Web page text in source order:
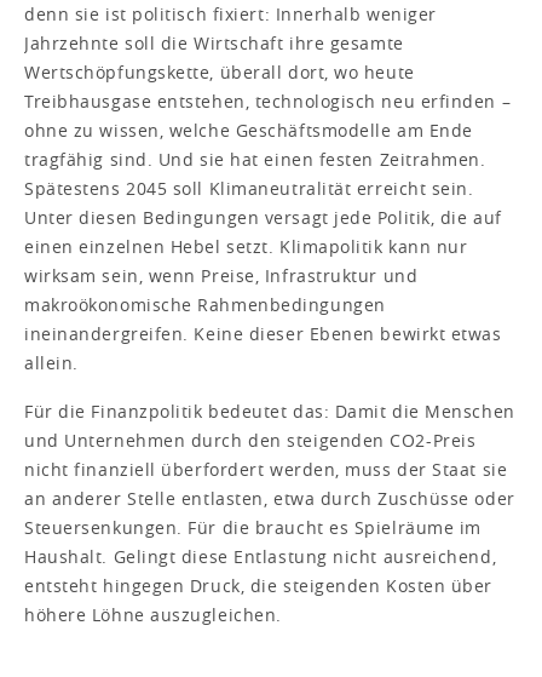
denn sie ist politisch fixiert: Innerhalb weniger
Jahrzehnte soll die Wirtschaft ihre gesamte
Wertschöpfungskette, überall dort, wo heute
Treibhausgase entstehen, technologisch neu erfinden –
ohne zu wissen, welche Geschäftsmodelle am Ende
tragfähig sind. Und sie hat einen festen Zeitrahmen.
Spätestens 2045 soll Klimaneutralität erreicht sein.
Unter diesen Bedingungen versagt jede Politik, die auf
einen einzelnen Hebel setzt. Klimapolitik kann nur
wirksam sein, wenn Preise, Infrastruktur und
makroökonomische Rahmenbedingungen
ineinandergreifen. Keine dieser Ebenen bewirkt etwas
allein.
Für die Finanzpolitik bedeutet das: Damit die Menschen
und Unternehmen durch den steigenden CO2-Preis
nicht finanziell überfordert werden, muss der Staat sie
an anderer Stelle entlasten, etwa durch Zuschüsse oder
Steuersenkungen. Für die braucht es Spielräume im
Haushalt. Gelingt diese Entlastung nicht ausreichend,
entsteht hingegen Druck, die steigenden Kosten über
höhere Löhne auszugleichen.